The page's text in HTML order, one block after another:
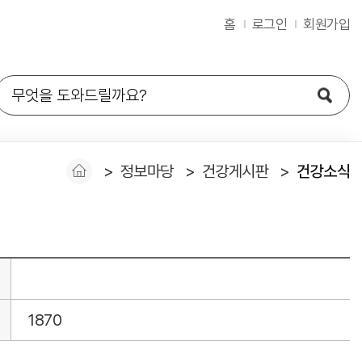
홈 로그인 회원가입
정보마당 건강게시판 건강소식
1870